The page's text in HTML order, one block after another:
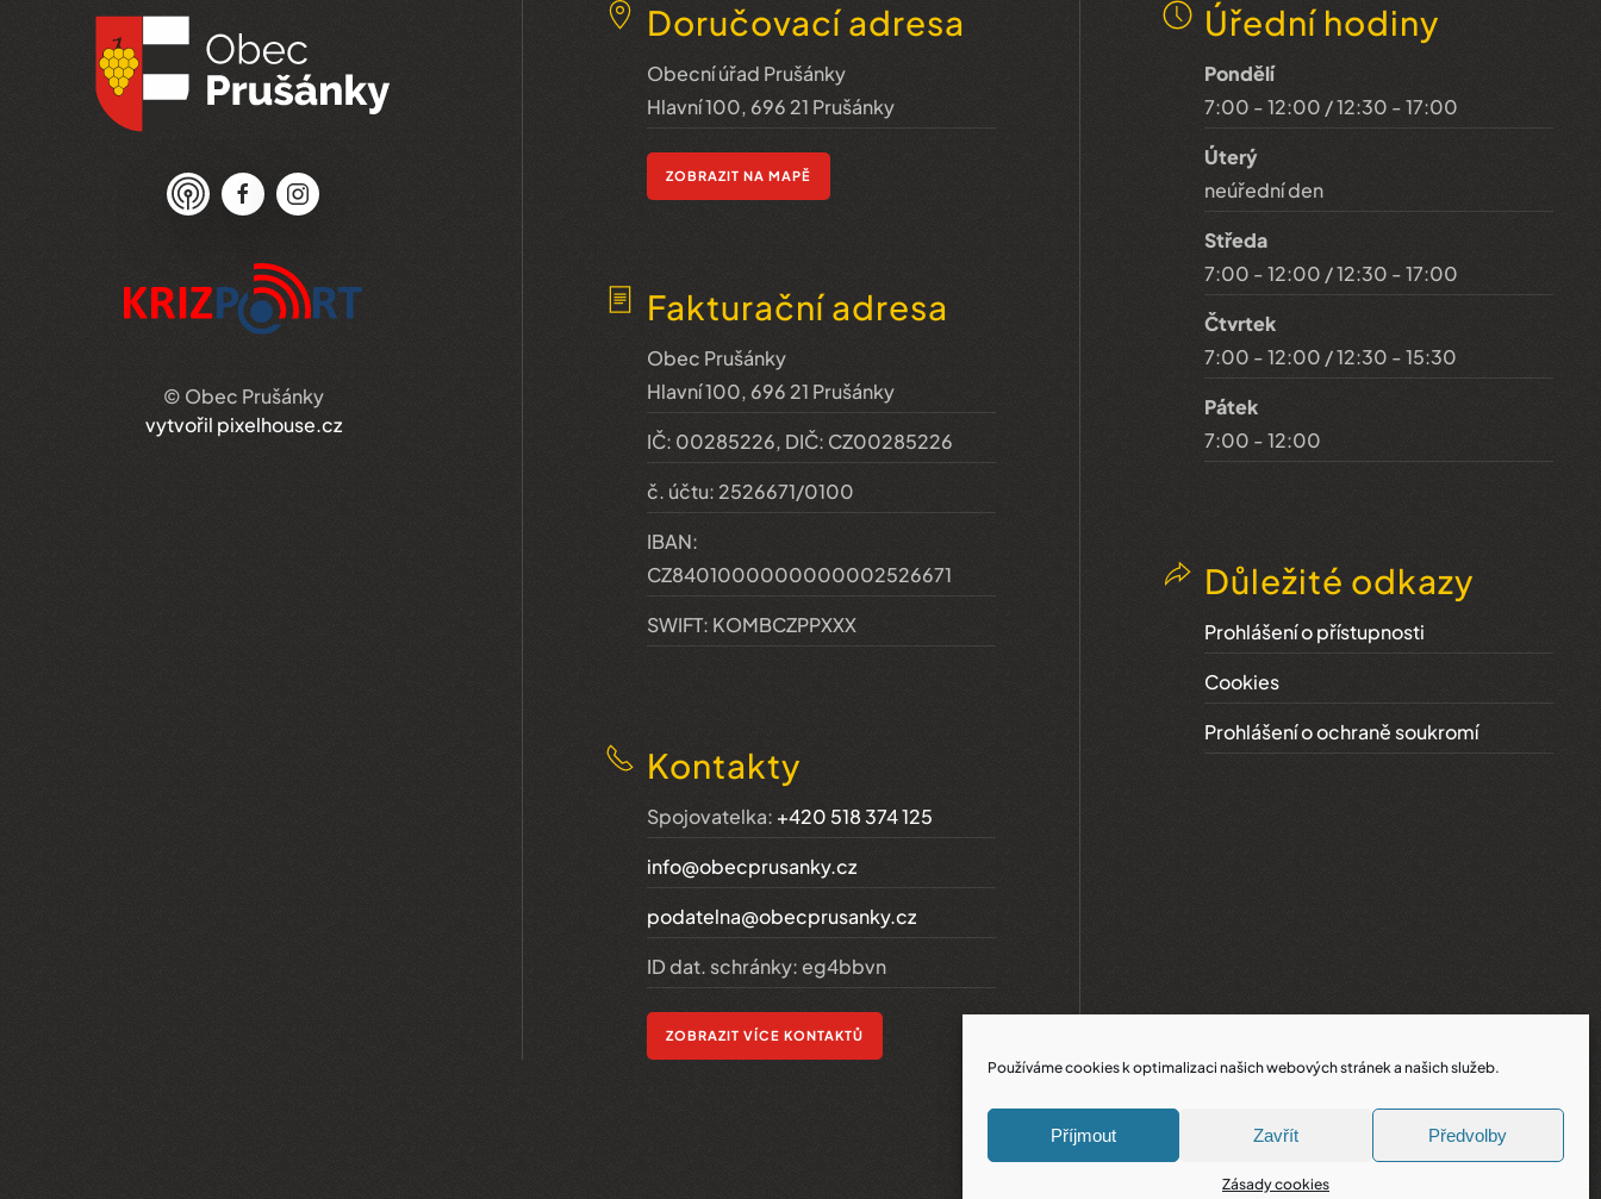
Používáme cookies k optimalizaci našich webových stránek a našich služeb.
Příjmout Zavřít Předvolby
Zásady cookies
© Obec Prušánky
vytvořil pixelhouse.cz
Doručovací adresa
Obecní úřad Prušánky
Hlavní 100, 696 21 Prušánky
ZOBRAZIT NA MAPĚ
Fakturační adresa
Obec Prušánky
Hlavní 100, 696 21 Prušánky
IČ: 00285226, DIČ: CZ00285226
č. účtu: 2526671/0100
IBAN:
CZ8401000000000002526671
SWIFT: KOMBCZPPXXX
Kontakty
Spojovatelka: +420 518 374 125
info@obecprusanky.cz
podatelna@obecprusanky.cz
ID dat. schránky: eg4bbvn
ZOBRAZIT VÍCE KONTAKTŮ
Úřední hodiny
Pondělí
7:00 - 12:00 / 12:30 - 17:00
Úterý
neúřední den
Středa
7:00 - 12:00 / 12:30 - 17:00
Čtvrtek
7:00 - 12:00 / 12:30 - 15:30
Pátek
7:00 - 12:00
Důležité odkazy
Prohlášení o přístupnosti
Cookies
Prohlášení o ochraně soukromí